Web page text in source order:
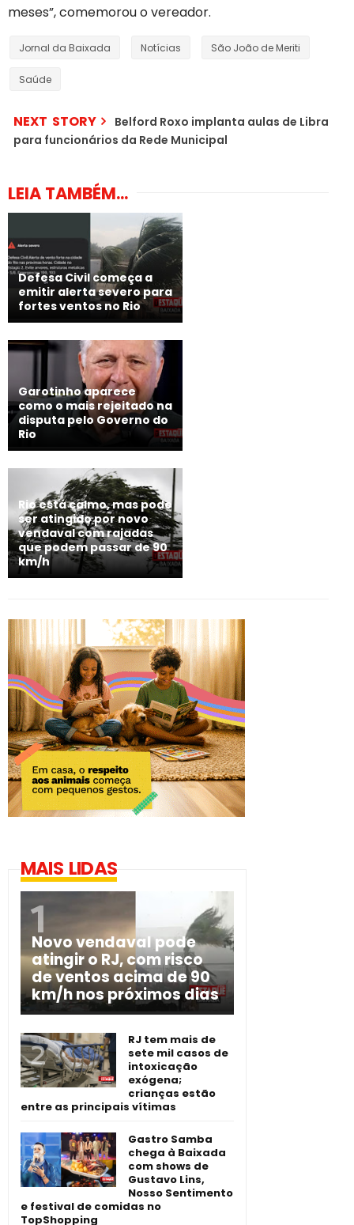
meses”, comemorou o vereador.
Jornal da Baixada Notícias São João de Meriti
Saúde
NEXT STORY
Belford Roxo implanta aulas de Libra
para funcionários da Rede Municipal
LEIA TAMBÉM...
Defesa Civil começa a
emitir alerta severo para
fortes ventos no Rio
Garotinho aparece
como o mais rejeitado na
disputa pelo Governo do
Rio
Rio está calmo, mas pode
ser atingido por novo
vendaval com rajadas
que podem passar de 90
km/h
MAIS LIDAS
Novo vendaval pode
atingir o RJ, com risco
de ventos acima de 90
km/h nos próximos dias
RJ tem mais de
sete mil casos de
intoxicação
exógena;
crianças estão
entre as principais vítimas
Gastro Samba
chega à Baixada
com shows de
Gustavo Lins,
Nosso Sentimento
e festival de comidas no
TopShopping